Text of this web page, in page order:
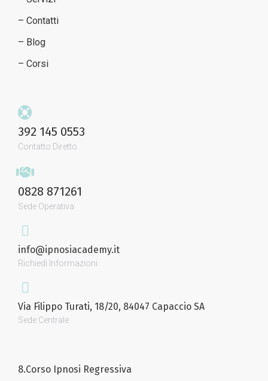
– Contatti
– Blog
– Corsi
392 145 0553
Contatto Diretto
0828 871261
Sede Operativa
info@ipnosiacademy.it
Richiedi Informazioni
Via Filippo Turati, 18/20, 84047 Capaccio SA
Sede Centrale
8.Corso Ipnosi Regressiva